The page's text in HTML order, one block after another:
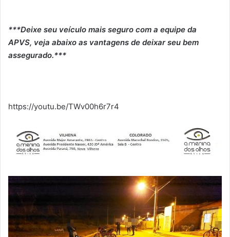
***Deixe seu veículo mais seguro com a equipe da
APVS, veja abaixo as vantagens de deixar seu bem
assegurado.***
https://youtu.be/TWv00h6r7r4